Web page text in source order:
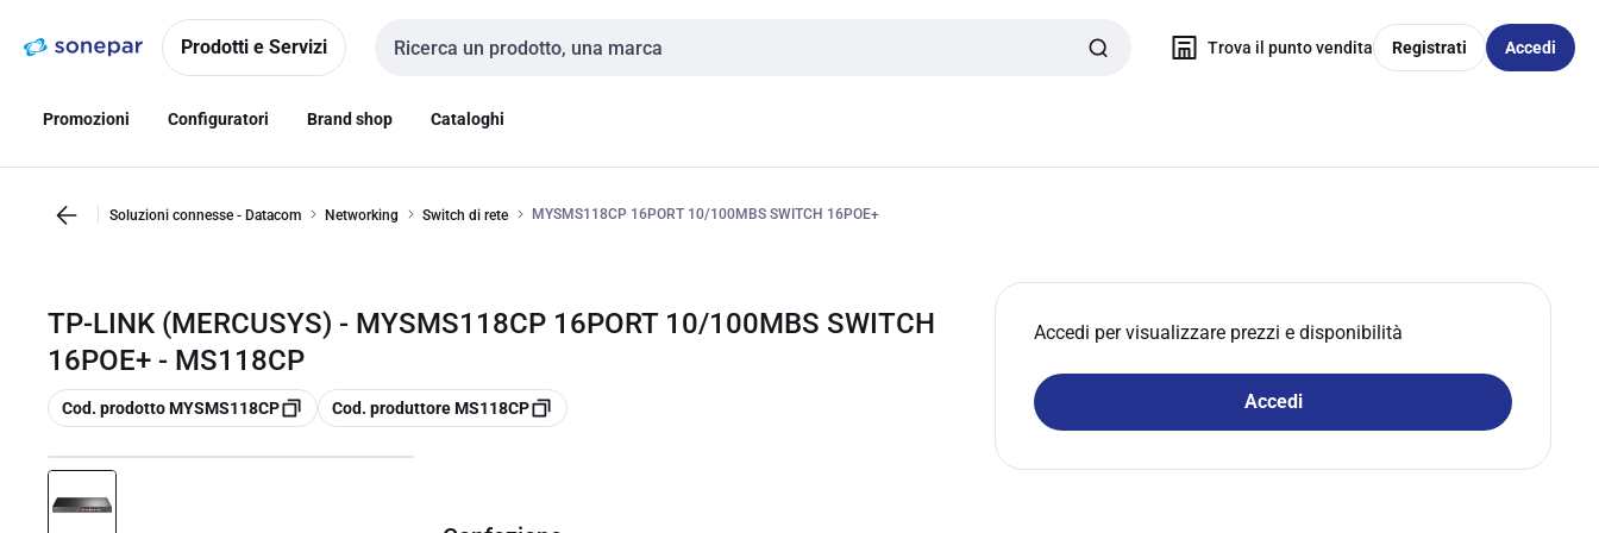
navigazionealla
Prodotti e Servizi
Cerca input
Trova il punto vendita Registrati Accedi
Promozioni Configuratori Brand shop Cataloghi
Soluzioni connesse - Datacom Networking Switch di rete MYSMS118CP 16PORT 10/100MBS SWITCH 16POE+
TP-LINK (MERCUSYS) - MYSMS118CP 16PORT 10/100MBS SWITCH
16POE+ - MS118CP
copia
Cod. prodotto MYSMS118CP copia
Cod. produttore MS118CP
Accedi per visualizzare prezzi e disponibilità
Accedi